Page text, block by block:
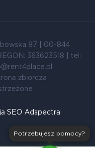
87 | 00-844
363623518 | tel:
zbiorcza
SEO Adspectra
Potrzebujesz pomocy?